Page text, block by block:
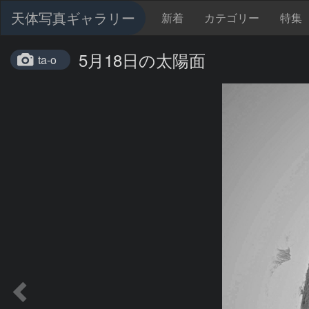
天体写真ギャラリー 新着 カテゴリー 特集
ta-o 5月18日の太陽面